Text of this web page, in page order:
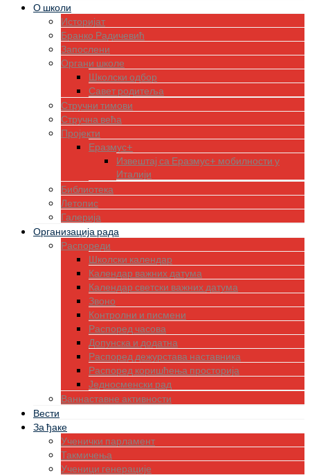
О школи
Историјат
Бранко Радичевић
Запослени
Органи школе
Школски одбор
Савет родитеља
Стручни тимови
Стручна већа
Пројекти
Еразмус+
Извештај са Еразмус+ мобилности у
Италији
Библиотека
Летопис
Галерија
Организација рада
Распореди
Школски календар
Календар важних датума
Календар светски важних датума
Звоно
Контролни и писмени
Распоред часова
Допунска и додатна
Распоред дежурстава наставника
Распоред коришћења просторија
Једносменски рад
Ваннаставне активности
Вести
За ђаке
Ученички парламент
Такмичења
Ученици генерације